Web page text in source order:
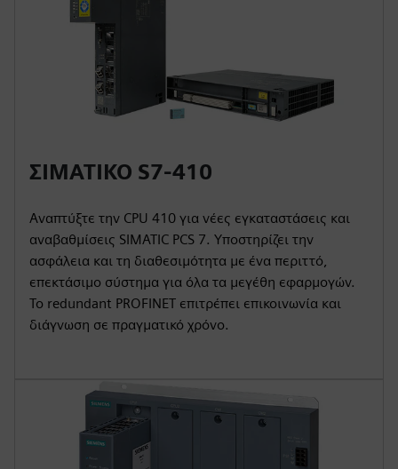
ΣΙΜΑΤΙΚΟ S7-410
Αναπτύξτε την CPU 410 για νέες εγκαταστάσεις και
αναβαθμίσεις SIMATIC PCS 7. Υποστηρίζει την
ασφάλεια και τη διαθεσιμότητα με ένα περιττό,
επεκτάσιμο σύστημα για όλα τα μεγέθη εφαρμογών.
Το redundant PROFINET επιτρέπει επικοινωνία και
διάγνωση σε πραγματικό χρόνο.